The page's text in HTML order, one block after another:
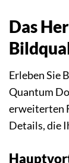
Das
Erleben Sie
Quantum
erweiterten
Details, die